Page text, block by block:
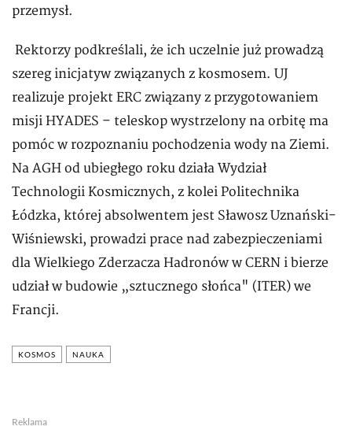
przemysł.
Rektorzy podkreślali, że ich uczelnie już prowadzą
szereg inicjatyw związanych z kosmosem. UJ
realizuje projekt ERC związany z przygotowaniem
misji HYADES – teleskop wystrzelony na orbitę ma
pomóc w rozpoznaniu pochodzenia wody na Ziemi.
Na AGH od ubiegłego roku działa Wydział
Technologii Kosmicznych, z kolei Politechnika
Łódzka, której absolwentem jest Sławosz Uznański-
Wiśniewski, prowadzi prace nad zabezpieczeniami
dla Wielkiego Zderzacza Hadronów w CERN i bierze
udział w budowie „sztucznego słońca" (ITER) we
Francji.
KOSMOS NAUKA
Reklama